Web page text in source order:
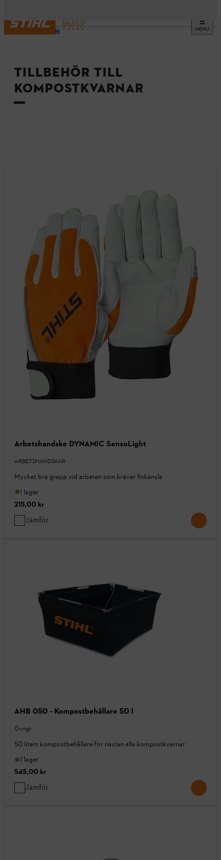
MENU
Tillbehör
TILLBEHÖR TILL
KOMPOSTKVARNAR
Arbetshandske DYNAMIC SensoLight
ARBETSHANDSKAR
Mycket bra grepp vid arbeten som kräver finkänsla
I lager
215,00 kr
Jämför
AHB 050 - Kompostbehållare 50 l
Övrigt
50 liters kompostbehållare för nästan alla kompostkvarnar
I lager
545,00 kr
Jämför